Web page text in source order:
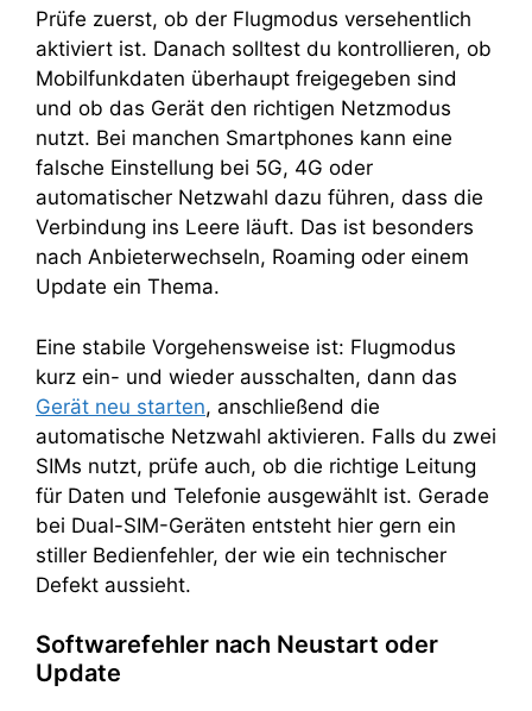
Prüfe zuerst, ob der Flugmodus versehentlich
aktiviert ist. Danach solltest du kontrollieren, ob
Mobilfunkdaten überhaupt freigegeben sind
und ob das Gerät den richtigen Netzmodus
nutzt. Bei manchen Smartphones kann eine
falsche Einstellung bei 5G, 4G oder
automatischer Netzwahl dazu führen, dass die
Verbindung ins Leere läuft. Das ist besonders
nach Anbieterwechseln, Roaming oder einem
Update ein Thema.
Eine stabile Vorgehensweise ist: Flugmodus
kurz ein- und wieder ausschalten, dann das
Gerät neu starten, anschließend die
automatische Netzwahl aktivieren. Falls du zwei
SIMs nutzt, prüfe auch, ob die richtige Leitung
für Daten und Telefonie ausgewählt ist. Gerade
bei Dual-SIM-Geräten entsteht hier gern ein
stiller Bedienfehler, der wie ein technischer
Defekt aussieht.
Softwarefehler nach Neustart oder
Update